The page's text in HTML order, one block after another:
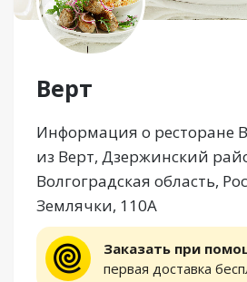
Верт
Информация о ресторане
из Верт, Дзержинский
Волгоградская область,
Землячки, 110А
Заказать при
первая доставка